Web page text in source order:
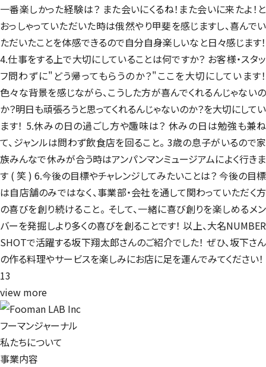
一番楽しかった経験は？ また会いにくるね！また会いに来たよ！と
おっしゃっていただいた時は俄然やり甲斐を感じますし、喜んでい
ただいたことを体感できるので自分自身楽しいなと日々感じます！
4.仕事をする上で大切にしていることは何ですか？ お客様・スタッ
フ問わずに"どう帰ってもらうのか？"ここを大切にしています！
色々な背景を感じながら、こうした方が喜んでくれるんじゃないの
か？明日も頑張ろうと思ってくれるんじゃないのか？を大切にしてい
ます！ 5.休みの日の過ごし方や趣味は？ 休みの日は勉強も兼ね
て、ジャンルは問わず飲食店を回ること。 3歳の息子がいるので家
族みんなで休みが合う時はアンパンマンミュージアムによく行きま
す ( 笑 ) 6.今後の目標やチャレンジしてみたいことは？ 今後の目標
は自店舗のみではなく、事業部・会社を通して関わっていただく方
の喜びを創り続けること。 そして、一緒に喜び創りを楽しめるメン
バーを発掘しより多くの喜びを創ることです！ 以上、大名NUMBER
SHOTで活躍する坂下翔太郎さんのご紹介でした！ ぜひ、坂下さん
の作る料理やサービスを楽しみにお店に足を運んでみてください！
13
view more
フーマンジャーナル
私たちについて
事業内容